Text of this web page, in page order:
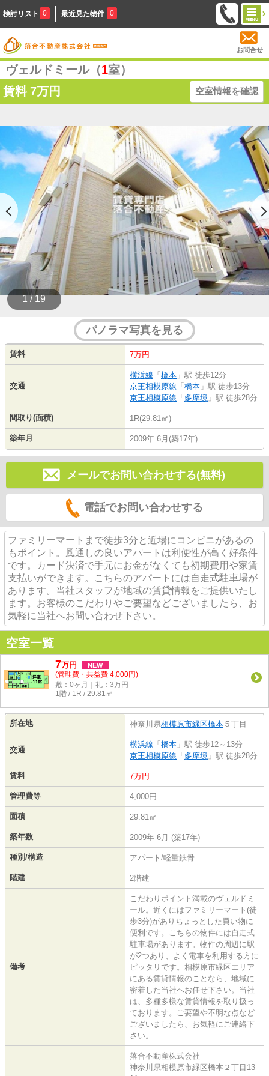
検討リスト 0 最近見た物件 0
お問合せ
ヴェルドミール（1室）
賃料 7万円 空室情報を確認
1 / 19
パノラマ写真を見る
賃料 7万円
交通
横浜線 「 橋本 」駅 徒歩12分
京王相模原線 「 橋本 」駅 徒歩13分
京王相模原線 「 多摩境 」駅 徒歩28分
間取り(面積) 1R(29.81㎡)
築年月 2009年 6月(築17年)
メールでお問い合わせする(無料)
電話でお問い合わせする
ファミリーマートまで徒歩3分と近場にコンビニがあるの
もポイント。風通しの良いアパートは利便性が高く好条件
です。カード決済で手元にお金がなくても初期費用や家賃
支払いができます。こちらのアパートには自走式駐車場が
あります。当社スタッフが地域の賃貸情報をご提供いたし
ます。お客様のこだわりやご要望などございましたら、お
気軽に当社へお問い合わせ下さい。
空室一覧
7万円 NEW
(管理費・共益費 4,000円)
敷：0ヶ月｜礼：3万円
1階 / 1R / 29.81㎡
所在地 神奈川県相模原市緑区橋本 ５丁目
交通
横浜線 「 橋本 」駅 徒歩12～13分
京王相模原線 「 多摩境 」駅 徒歩28分
賃料 7万円
管理費等 4,000円
面積 29.81㎡
築年数 2009年 6月 (築17年)
種別/構造 アパート/軽量鉄骨
階建 2階建
備考
こだわりポイント満載のヴェルドミ
ール。近くにはファミリーマート(徒
歩3分)がありちょっとした買い物に
便利です。こちらの物件には自走式
駐車場があります。物件の周辺に駅
が2つあり、よく電車を利用する方に
ピッタリです。相模原市緑区エリア
にある賃貸情報のことなら、地域に
密着した当社へお任せ下さい。当社
は、多種多様な賃貸情報を取り扱っ
ております。ご要望や不明な点など
ございましたら、お気軽にご連絡下
さい。
落合不動産株式会社
神奈川県相模原市緑区橋本２丁目13-